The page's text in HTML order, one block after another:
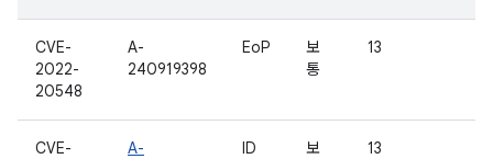
CVE-
2022-
20548
A-
240919398
EoP
보
통
13
CVE- A- ID 보 13